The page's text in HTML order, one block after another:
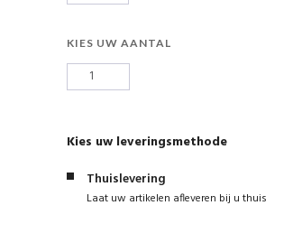
KIES UW AANTAL
Kies uw leveringsmethode
Thuislevering
Laat uw artikelen afleveren bij u thuis